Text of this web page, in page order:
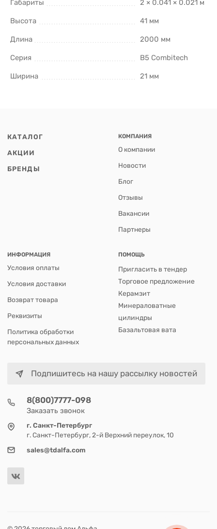
Габариты 2 × 0.041 × 0.021 м
Высота 41 мм
Длина 2000 мм
Серия B5 Combitech
Ширина 21 мм
КАТАЛОГ
АКЦИИ
БРЕНДЫ
КОМПАНИЯ
О компании
Новости
Блог
Отзывы
Вакансии
Партнеры
ИНФОРМАЦИЯ
Условия оплаты
Условия доставки
Возврат товара
Реквизиты
Политика обработки
персональных данных
ПОМОЩЬ
Пригласить в тендер
Торговое предложение
Керамзит
Минераловатные
цилиндры
Базальтовая вата
Подпишитесь на нашу рассылку новостей
8(800)7777-098
Заказать звонок
г. Санкт-Петербург
г. Санкт-Петербург, 2-й Верхний переулок, 10
sales@tdalfa.com